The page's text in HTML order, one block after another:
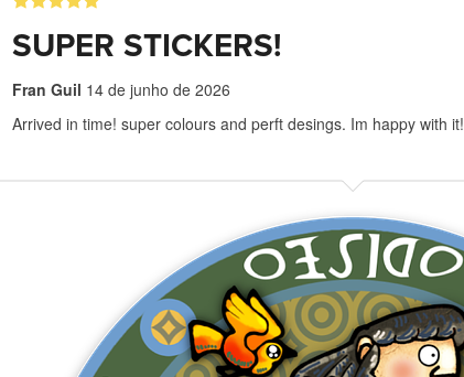
SUPER STICKERS!
Fran Guil 14 de junho de 2026
Arrived in time! super colours and perft desings. Im happy with it!